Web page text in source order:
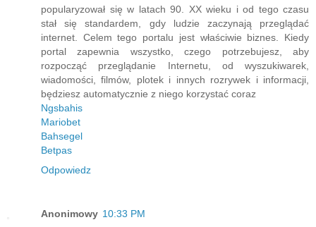
popularyzował się w latach 90. XX wieku i od tego czasu
stał się standardem, gdy ludzie zaczynają przeglądać
internet. Celem tego portalu jest właściwie biznes. Kiedy
portal zapewnia wszystko, czego potrzebujesz, aby
rozpocząć przeglądanie Internetu, od wyszukiwarek,
wiadomości, filmów, plotek i innych rozrywek i informacji,
będziesz automatycznie z niego korzystać coraz
Ngsbahis
Mariobet
Bahsegel
Betpas
Odpowiedz
Anonimowy 10:33 PM